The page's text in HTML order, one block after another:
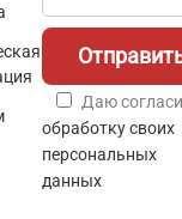
Даю
обработку своих
персональных
данных